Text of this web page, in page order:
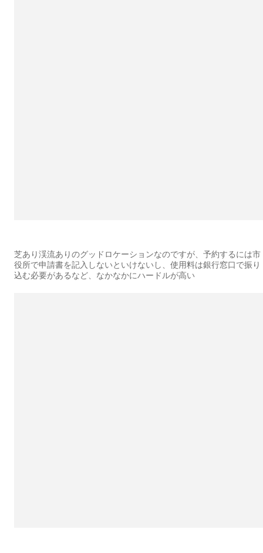
芝あり渓流ありのグッドロケーションなのですが、予約するには市
役所で申請書を記入しないといけないし、使用料は銀行窓口で振り
込む必要があるなど、なかなかにハードルが高い